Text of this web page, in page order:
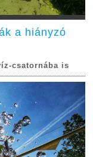
a hiányzó
csatornába is